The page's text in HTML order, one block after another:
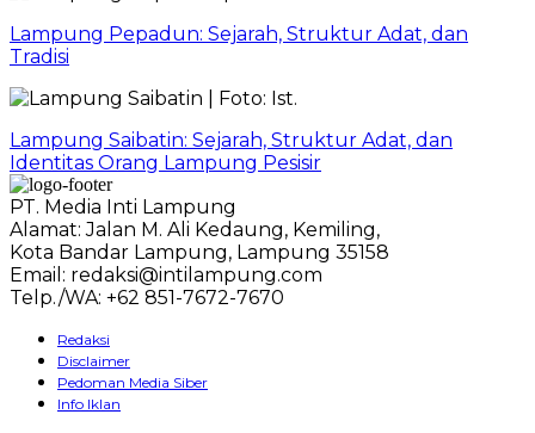
Lampung Pepadun: Sejarah, Struktur Adat, dan
Tradisi
Lampung Saibatin: Sejarah, Struktur Adat, dan
Identitas Orang Lampung Pesisir
PT. Media Inti Lampung
Alamat: Jalan M. Ali Kedaung, Kemiling,
Kota Bandar Lampung, Lampung 35158
Email: redaksi@intilampung.com
Telp./WA: +62 851-7672-7670
Redaksi
Disclaimer
Pedoman Media Siber
Info Iklan